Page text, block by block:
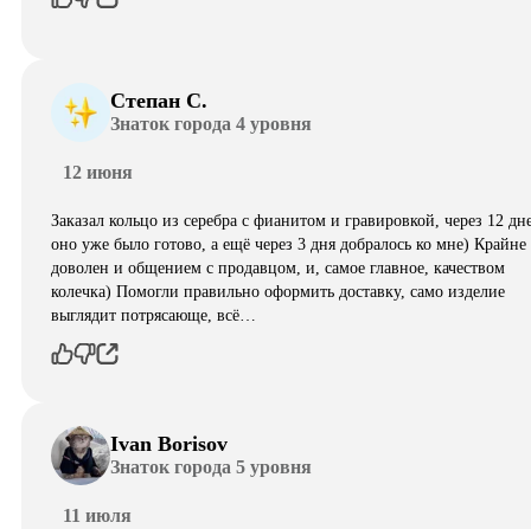
Степан С.
Знаток города 4 уровня
12 июня
Заказал кольцо из серебра с фианитом и гравировкой, через 12
оно уже было готово, а ещё через 3 дня добралось ко мне) Крайне
доволен и общением с продавцом, и, самое главное, качеством
колечка) Помогли правильно оформить доставку, само изделие
выглядит потрясающе, всë…
Ivan Borisov
Знаток города 5 уровня
11 июля